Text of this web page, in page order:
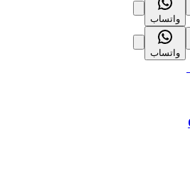
واتساب
واتساب